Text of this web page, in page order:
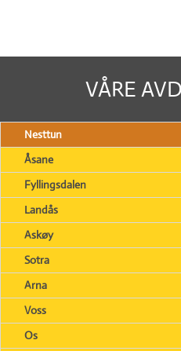
VÅRE
Nesttun
Åsane
Fyllingsdalen
Landås
Askøy
Sotra
Arna
Voss
Os